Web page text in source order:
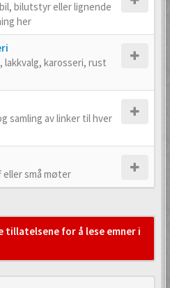
bilutstyr eller lignende
her
lakkvalg, karosseri, rust
samling av linker til hver
eller små møter
tillatelsene for å lese emner i